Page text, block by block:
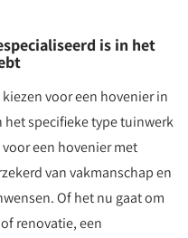
is in het
voor een hovenier in
het specifieke type tuinwerk
een hovenier met
van vakmanschap en
Of het nu gaat om
renovatie, een